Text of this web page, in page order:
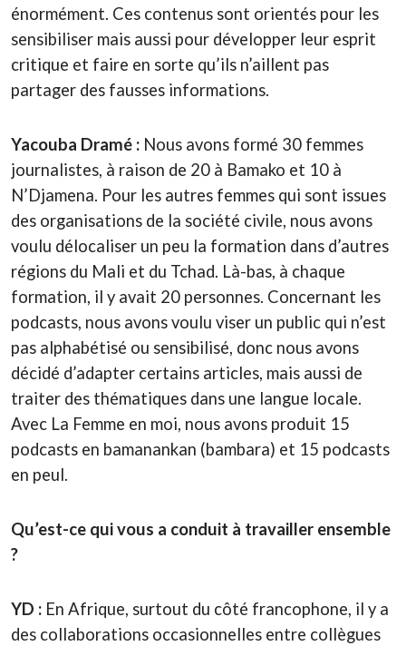
énormément. Ces contenus sont orientés pour les
sensibiliser mais aussi pour développer leur esprit
critique et faire en sorte qu’ils n’aillent pas
partager des fausses informations.
Yacouba Dramé : Nous avons formé 30 femmes
journalistes, à raison de 20 à Bamako et 10 à
N’Djamena. Pour les autres femmes qui sont issues
des organisations de la société civile, nous avons
voulu délocaliser un peu la formation dans d’autres
régions du Mali et du Tchad. Là-bas, à chaque
formation, il y avait 20 personnes. Concernant les
podcasts, nous avons voulu viser un public qui n’est
pas alphabétisé ou sensibilisé, donc nous avons
décidé d’adapter certains articles, mais aussi de
traiter des thématiques dans une langue locale.
Avec La Femme en moi, nous avons produit 15
podcasts en bamanankan (bambara) et 15 podcasts
en peul.
Qu’est-ce qui vous a conduit à travailler ensemble
?
YD : En Afrique, surtout du côté francophone, il y a
des collaborations occasionnelles entre collègues